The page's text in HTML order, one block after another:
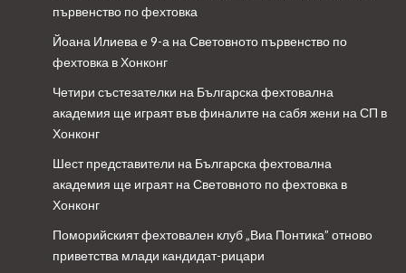
първенство по фехтовка
Йоана Илиева е 9-а на Световното първенство по
фехтовка в Хонконг
Четири състезателки на Българска фехтовална
академия ще играят във финалите на сабя жени на СП в
Хонконг
Шест представители на Българска фехтовална
академия ще играят на Световното по фехтовка в
Хонконг
Поморийският фехтовален клуб „Виа Понтика” отново
приветства млади кандидат-рицари